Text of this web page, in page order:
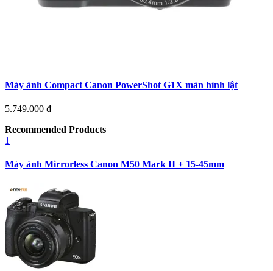
Máy ảnh Compact Canon PowerShot G1X màn hình lật
5.749.000 ₫
Recommended Products
1
Máy ảnh Mirrorless Canon M50 Mark II + 15-45mm